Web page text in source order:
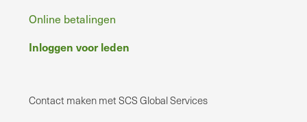
Online betalingen
Inloggen voor leden
Contact maken met SCS Global Services